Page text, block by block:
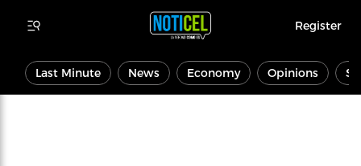
Register
Last Minute News Economy Opinions